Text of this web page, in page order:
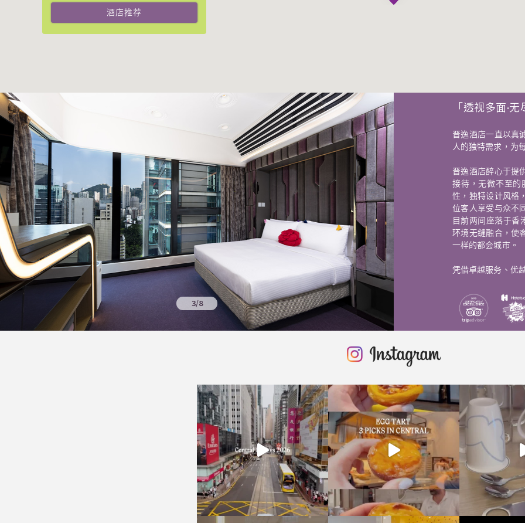
酒店推荐
3/8
「透视多面·
晋逸酒店一直以真
人的独特需求，为
晋逸酒店醉心于提
接待，无微不至的
性，独特设计风格
位客人享受与众不
目前两间座落于香
环境无缝融合，使
一样的都会城市。
凭借卓越服务、优